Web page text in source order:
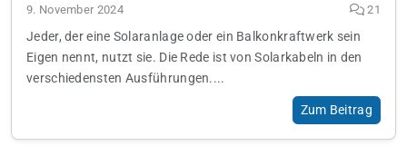
9. November 2024 21
Jeder, der eine Solaranlage oder ein Balkonkraftwerk sein
Eigen nennt, nutzt sie. Die Rede ist von Solarkabeln in den
verschiedensten Ausführungen....
Zum Beitrag